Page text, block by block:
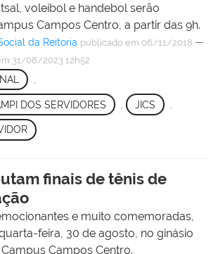
voleibol e handebol serão
Campos Centro, a partir das 9h.
da Reitoria publicado em 06/11/2018 —
31/08/2023 12h52
DOS SERVIDORES JICS
finais de tênis de
e muito comemoradas,
feira, 30 de agosto, no ginásio
Campos Centro.